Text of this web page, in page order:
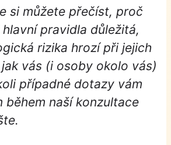
si můžete přečíst, proč
pravidla důležitá,
rizika hrozí při jejich
vás (i osoby okolo vás)
případné dotazy vám
během naší konzultace